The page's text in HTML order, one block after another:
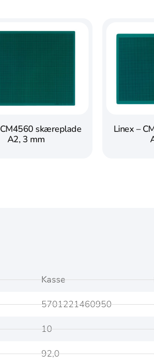
skæreplade
A2, 3 mm
Linex –
Kasse
5701221460950
10
92,0